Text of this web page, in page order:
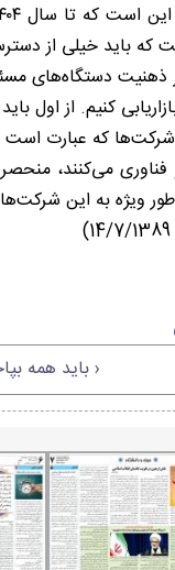
باید خیلی از
ذهنیت دستگاه‌های
کنیم. از
که عبارت
می‌کنند،
طور ویژه به این
‹ باید همه